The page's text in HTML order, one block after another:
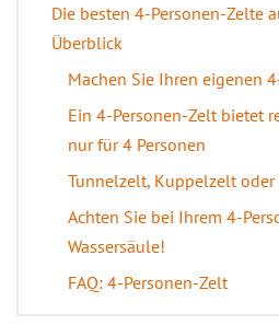
Die besten 4-Personen-Zelte
Überblick
Machen Sie Ihren eigenen
Ein 4-Personen-Zelt bietet
nur für 4 Personen
Tunnelzelt, Kuppelzelt oder
Achten Sie bei Ihrem 4-
Wassersäule!
FAQ: 4-Personen-Zelt